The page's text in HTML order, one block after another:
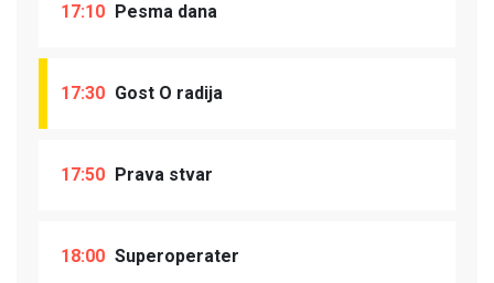
17:10 Pesma dana
17:30 Gost O radija
17:50 Prava stvar
18:00 Superoperater